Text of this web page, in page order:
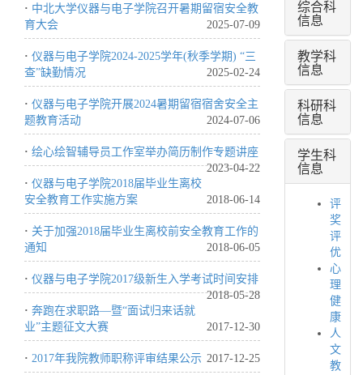
· 中北大学仪器与电子学院召开暑期留宿安全教
育大会
2025-07-09
· 仪器与电子学院2024-2025学年(秋季学期) “三
查”缺勤情况
2025-02-24
· 仪器与电子学院开展2024暑期留宿宿舍安全主
题教育活动
2024-07-06
· 绘心绘智辅导员工作室举办简历制作专题讲座
2023-04-22
· 仪器与电子学院2018届毕业生离校
安全教育工作实施方案
2018-06-14
· 关于加强2018届毕业生离校前安全教育工作的
通知
2018-06-05
· 仪器与电子学院2017级新生入学考试时间安排
2018-05-28
· 奔跑在求职路—暨“面试归来话就
业”主题征文大赛
2017-12-30
· 2017年我院教师职称评审结果公示 2017-12-25
综合科
信息
教学科
信息
科研科
信息
学生科
信息
评
奖
评
优
心
理
健
康
人
文
教